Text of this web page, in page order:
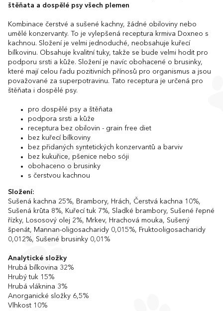
štěňata a dospělé psy všech plemen
Kombinace čerstvé a sušené kachny, žádné obiloviny nebo
umělé konzervanty. To je vylepšená receptura krmiva Doxneo s
kachnou. Složení je velmi jednoduché, neobsahuje kuřecí
bílkovinu. Obsahuje kvalitní tuky, takže se bude velmi hodit pro
podporu srsti a kůže. Složení je navíc obohacené o brusinky,
které mají celou řadu pozitivních přínosů pro organismus a jsou
považované za superpotravinu. Tato receptura je určená pro
štěňata i dospělé psy.
pro dospělé psy a štěňata
podpora srsti a kůže
receptura bez obilovin - grain free diet
bez kuřecí bílkoviny
bez přidaných syntetických konzervantů a barviv
bez kukuřice, pšenice nebo sóji
obohaceno o brusinky
s čerstvou kachnou
Složení:
Sušená kachna 25%, Brambory, Hrách, Čerstvá kachna 10%,
Sušená krůta 8%, Kuřecí tuk 7%, Sladké brambory, Sušené řepné
řízky, Lososový olej 2%, Mrkev, Hrachová mouka, Sušený
špenát, Mannan-oligosacharidy 0,015%, Fruktooligosacharidy
0,012%, Sušené brusinky 0,01%
Analytické složky
Hrubá bílkovina 32%
Hrubý tuk 15%
Hrubá vláknina 3%
Anorganické složky 6,5%
Vlhkost 10%